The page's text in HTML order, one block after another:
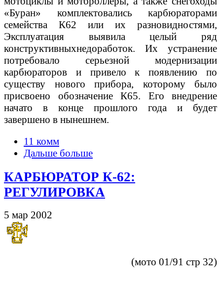
«Буран» комплектовались карбюраторами
семейства К62 или их разновидностями,
Эксплуатация выявила целый ряд
конструктивныхнедоработок. Их устранение
потребовало серьезной модернизации
карбюраторов и привело к появлению по
существу нового прибора, которому было
присвоено обозначение К65. Его внедрение
начато в конце прошлого года и будет
завершено в нынешнем.
11 комм
Дальше больше
КАРБЮРАТОР К-62:
РЕГУЛИРОВКА
5 мар 2002
(мото 01/91 стр 32)